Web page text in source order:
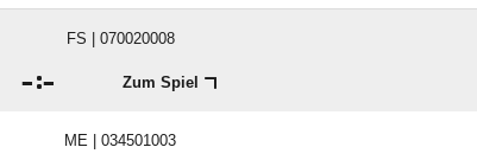
FS | 070020008
: Zum Spiel
ME | 034501003